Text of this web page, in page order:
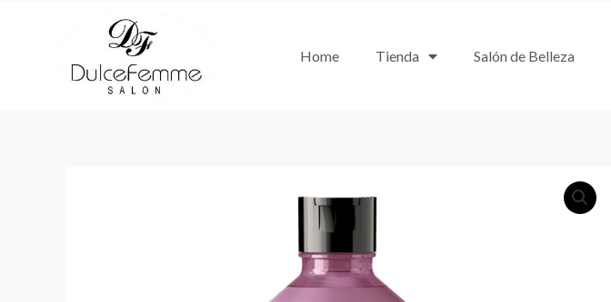
Home Tienda Salón de Belleza